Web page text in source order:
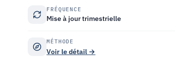
FRÉQUENCE
Mise à jour trimestrielle
MÉTHODE
Voir le détail →